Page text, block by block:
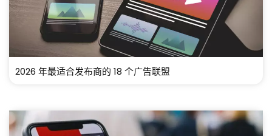
2026 年最适合发布商的 18 个广告联盟